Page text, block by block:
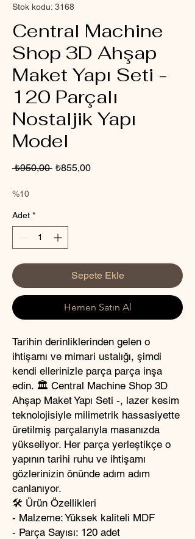
Stok kodu: 3168
Central Machine
Shop 3D Ahşap
Maket Yapı Seti -
120 Parçalı
Nostaljik Yapı
Model
₺950,00 Normal
₺855,00İndirimli
%10
Adet *
Sepete Ekle
Hemen Satın Al
Tarihin derinliklerinden gelen o
ihtişamı ve mimari ustalığı, şimdi
kendi ellerinizle parça parça inşa
edin. 🏛️ Central Machine Shop 3D
Ahşap Maket Yapı Seti -, lazer kesim
teknolojisiyle milimetrik hassasiyette
üretilmiş parçalarıyla masanızda
yükseliyor. Her parça yerleştikçe o
yapının tarihi ruhu ve ihtişamı
gözlerinizin önünde adım adım
canlanıyor.
🛠️ Ürün Özellikleri
- Malzeme: Yüksek kaliteli MDF
- Parça Sayısı: 120 adet